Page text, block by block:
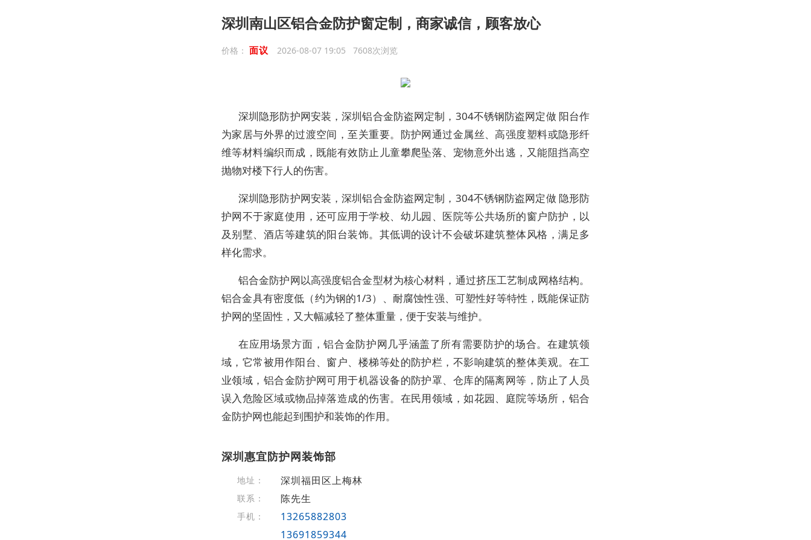
深圳南山区铝合金防护窗定制，商家诚信，顾客放心
价格： 面议 2026-08-07 19:05 7608次浏览
深圳隐形防护网安装，深圳铝合金防盗网定制，304不锈钢防盗网定做 阳台作
为家居与外界的过渡空间，至关重要。防护网通过金属丝、高强度塑料或隐形纤
维等材料编织而成，既能有效防止儿童攀爬坠落、宠物意外出逃，又能阻挡高空
抛物对楼下行人的伤害。
深圳隐形防护网安装，深圳铝合金防盗网定制，304不锈钢防盗网定做 隐形防
护网不于家庭使用，还可应用于学校、幼儿园、医院等公共场所的窗户防护，以
及别墅、酒店等建筑的阳台装饰。其低调的设计不会破坏建筑整体风格，满足多
样化需求。
铝合金防护网以高强度铝合金型材为核心材料，通过挤压工艺制成网格结构。
铝合金具有密度低（约为钢的1/3）、耐腐蚀性强、可塑性好等特性，既能保证防
护网的坚固性，又大幅减轻了整体重量，便于安装与维护。
在应用场景方面，铝合金防护网几乎涵盖了所有需要防护的场合。在建筑领
域，它常被用作阳台、窗户、楼梯等处的防护栏，不影响建筑的整体美观。在工
业领域，铝合金防护网可用于机器设备的防护罩、仓库的隔离网等，防止了人员
误入危险区域或物品掉落造成的伤害。在民用领域，如花园、庭院等场所，铝合
金防护网也能起到围护和装饰的作用。
深圳惠宜防护网装饰部
地址： 深圳福田区上梅林
联系： 陈先生
手机：
13265882803
13691859344